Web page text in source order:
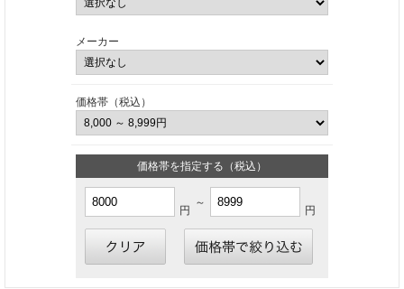
メーカー
価格帯（税込）
価格帯を指定する（税込）
円
～
円